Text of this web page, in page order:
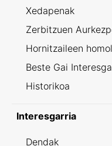
Xedapenak
Zerbitzuen
Hornitzaileen
Beste Gai
Historikoa
Interesgarria
Dendak